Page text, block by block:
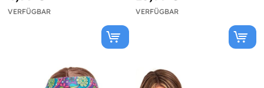
VERFÜGBAR VERFÜGBAR